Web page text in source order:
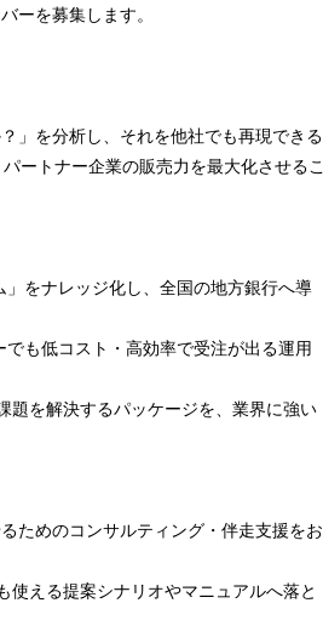
ーを募集します。
」を分析し、それを他社でも再現できる
ートナー企業の販売力を最大化させるこ
をナレッジ化し、全国の地方銀行へ導
も低コスト・高効率で受注が出る運用
題を解決するパッケージを、業界に強い
ためのコンサルティング・伴走支援をお
使える提案シナリオやマニュアルへ落と